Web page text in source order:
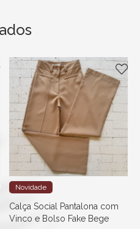
Novidade
Calça Social Pantalona com
Vinco e Bolso Fake Bege